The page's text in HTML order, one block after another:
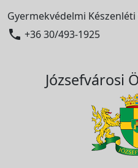
Gyermekvédelmi
 +36 30/493-1925
Józsefvárosi